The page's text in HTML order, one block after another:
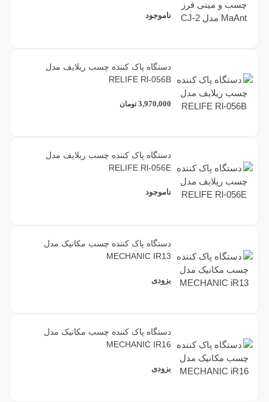
ناموجود
دستگاه پاک کننده چسب ریلایف مدل
RELIFE Rl-056B
3,970,000 تومان
دستگاه پاک کننده چسب ریلایف مدل
RELIFE Rl-056E
ناموجود
دستگاه پاک کننده چسب مکانیک مدل
MECHANIC IR13
بزودی
دستگاه پاک کننده چسب مکانیک مدل
MECHANIC IR16
بزودی